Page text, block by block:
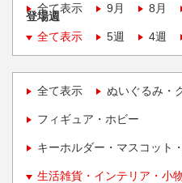
全て表示
9月 8月
登場週
全て表示
5週 4週
全て表示 ぬいぐるみ・
フィギュア・ホビー
キーホルダー・マスコット
生活雑貨・インテリア・小